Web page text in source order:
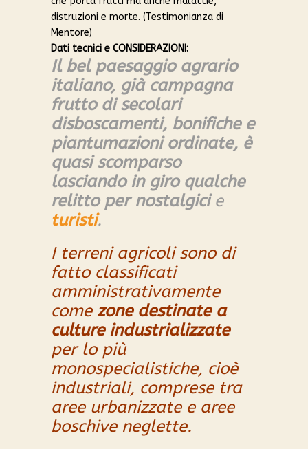
distruzioni e morte. (Testimonianza di
Mentore)
Dati tecnici e CONSIDERAZIONI:
Il bel paesaggio agrario
italiano, già campagna
frutto di secolari
disboscamenti, bonifiche e
piantumazioni ordinate, è
quasi scomparso
lasciando in giro qualche
relitto pernostalgicie
turisti.
I terreni agricoli sono di
fatto classificati
amministrativamente
come zone destinate a
culture industrializzate
per lo più
monospecialistiche, cioè
industriali, comprese tra
aree urbanizzate e aree
boschive neglette.